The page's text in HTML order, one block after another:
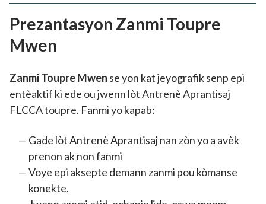
Prezantasyon Zanmi Toupre
Mwen
Zanmi Toupre Mwen se yon kat jeyografik senp epi
entèaktif ki ede ou jwenn lòt Antrenè Aprantisaj
FLCCA toupre. Fanmi yo kapab:
Gade lòt Antrenè Aprantisaj nan zòn yo a avèk
prenon ak non fanmi
Voye epi aksepte demann zanmi pou kòmanse
konekte.